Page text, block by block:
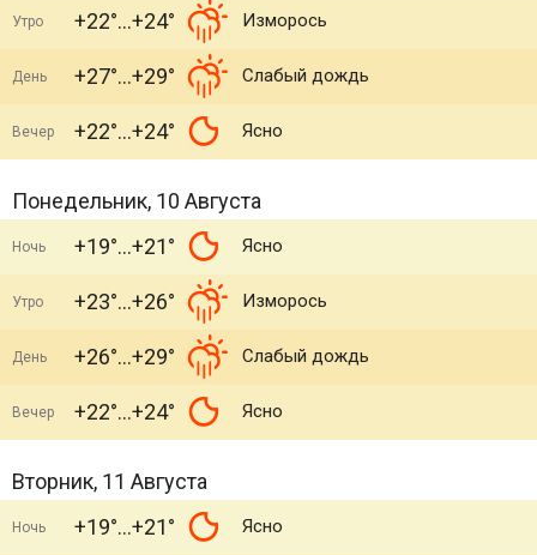
Утро +22° +24° Изморось
День +27° +29° Слабый дождь
Вечер +22° +24° Ясно
Понедельник, 10 Августа
Ночь +19° +21° Ясно
Утро +23° +26° Изморось
День +26° +29° Слабый дождь
Вечер +22° +24° Ясно
Вторник, 11 Августа
Ночь +19° +21° Ясно